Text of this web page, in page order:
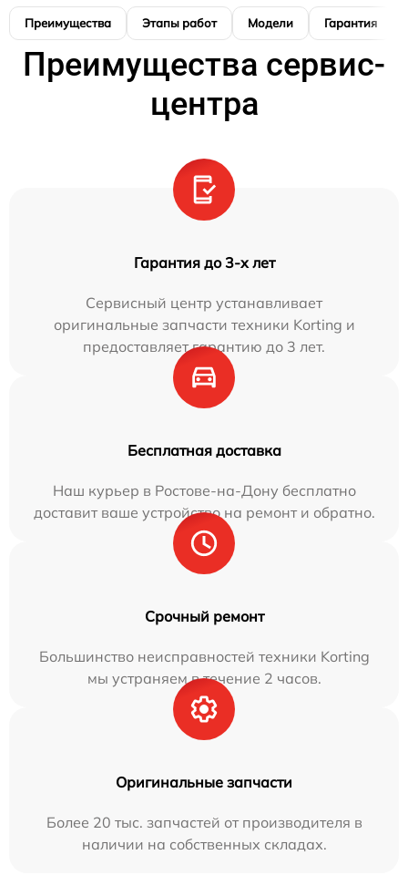
Преимущества Этапы работ Модели Гарантия
Преимущества сервис-
центра
Гарантия до 3-х лет
Сервисный центр устанавливает
оригинальные запчасти техники Korting и
предоставляет гарантию до 3 лет.
Бесплатная доставка
Наш курьер в Ростове-на-Дону бесплатно
доставит ваше устройство на ремонт и обратно.
Срочный ремонт
Большинство неисправностей техники Korting
мы устраняем в течение 2 часов.
Оригинальные запчасти
Более 20 тыс. запчастей от производителя в
наличии на собственных складах.